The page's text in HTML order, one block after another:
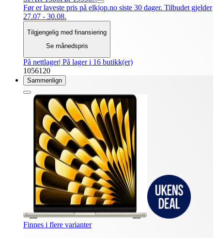
Før er laveste pris på elkjop.no siste 30 dager. Tilbudet gjelder
27.07 - 30.08.
Tilgjengelig med finansiering
Se månedspris
På nettlager| På lager i 16 butikk(er)
1056120
Sammenlign
Finnes i flere varianter